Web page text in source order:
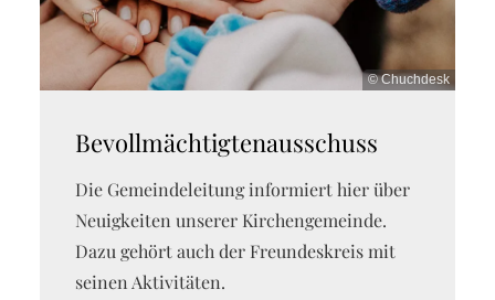
© Chuchdesk
Bevollmächtigtenausschuss
Die Gemeindeleitung informiert hier über
Neuigkeiten unserer Kirchengemeinde.
Dazu gehört auch der Freundeskreis mit
seinen Aktivitäten.